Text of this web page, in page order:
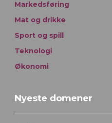
Markedsføring
Mat og drikke
Sport og spill
Teknologi
Økonomi
Nyeste domener